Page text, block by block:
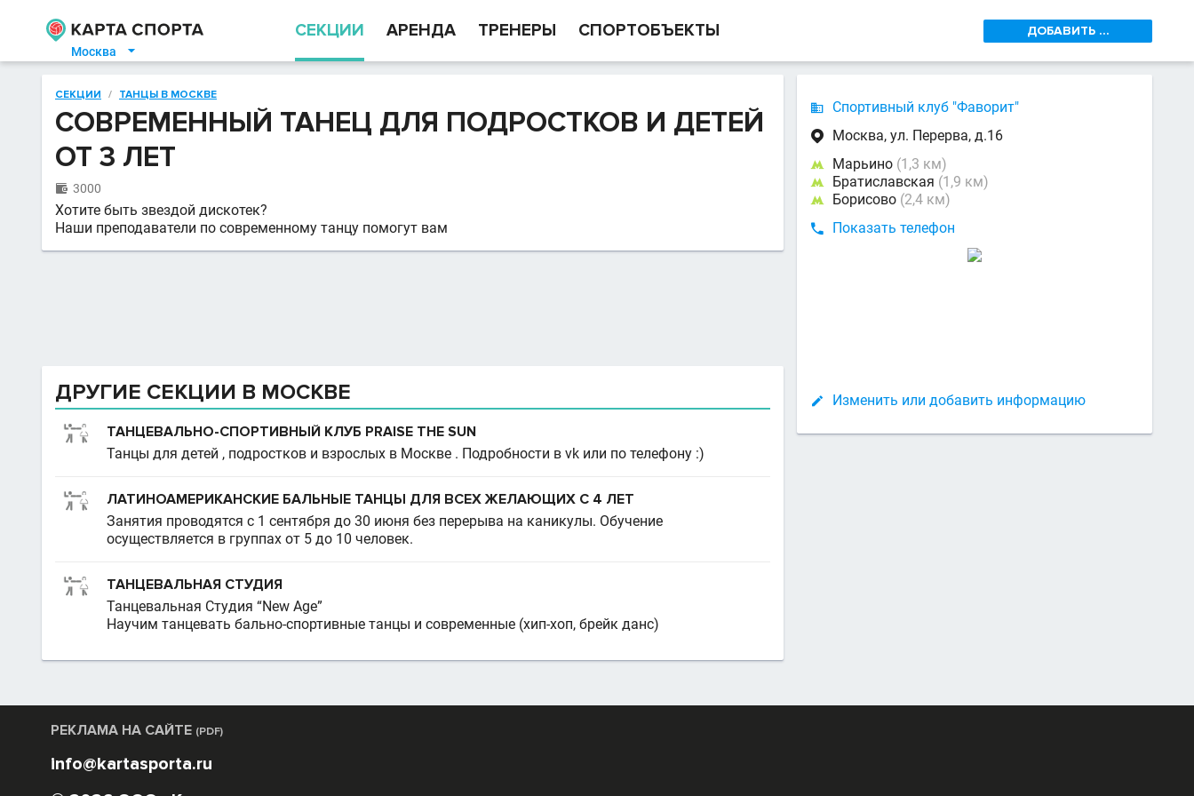
Москва 
СЕКЦИИ АРЕНДА ТРЕНЕРЫ СПОРТОБЪЕКТЫ ДОБАВИТЬ ...
СЕКЦИИ / ТАНЦЫ В МОСКВЕ
СОВРЕМЕННЫЙ ТАНЕЦ ДЛЯ ПОДРОСТКОВ И ДЕТЕЙ
ОТ 3 ЛЕТ
 3000
Хотите быть звездой дискотек?
Наши преподаватели по современному танцу помогут вам
ДРУГИЕ СЕКЦИИ В МОСКВЕ
ТАНЦЕВАЛЬНО-СПОРТИВНЫЙ КЛУБ PRAISE THE SUN
Танцы для детей , подростков и взрослых в Москве . Подробности в vk или по телефону :)
ЛАТИНОАМЕРИКАНСКИЕ БАЛЬНЫЕ ТАНЦЫ ДЛЯ ВСЕХ ЖЕЛАЮЩИХ С 4 ЛЕТ
Занятия проводятся с 1 сентября до 30 июня без перерыва на каникулы. Обучение
осуществляется в группах от 5 до 10 человек.
ТАНЦЕВАЛЬНАЯ СТУДИЯ
Танцевальная Студия “New Age”
Научим танцевать бально-спортивные танцы и современные (хип-хоп, брейк данс)
 Спортивный клуб "Фаворит"
 Москва, ул. Перерва, д.16
 Марьино (1,3 км)
 Братиславская (1,9 км)
 Борисово (2,4 км)
 Показать телефон
 Изменить или добавить информацию
РЕКЛАМА НА САЙТЕ (PDF)
info@kartasporta.ru